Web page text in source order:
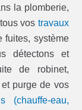
la plomberie,
vos travaux
fuites, système
détectons et
de robinet,
purge de vos
(chauffe-eau,